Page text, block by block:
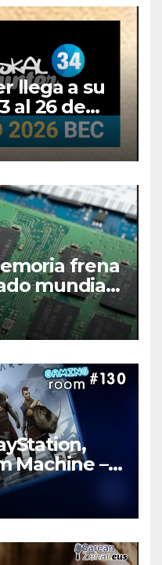
llega a su
al 26 de
frena
mundial
Machine –